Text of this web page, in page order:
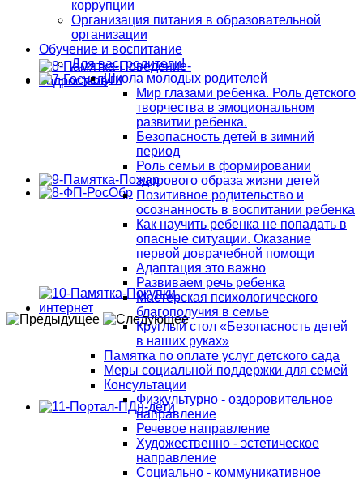
коррупции
Организация питания в образовательной
организации
Обучение и воспитание
Для вас, родители!
Школа молодых родителей
Мир глазами ребенка. Роль детского
творчества в эмоциональном
развитии ребенка.
Безопасность детей в зимний
период
Роль семьи в формировании
здорового образа жизни детей
Позитивное родительство и
осознанность в воспитании ребенка
Как научить ребенка не попадать в
опасные ситуации. Оказание
первой доврачебной помощи
Адаптация это важно
Развиваем речь ребенка
Мастерская психологического
благополучия в семье
Круглый стол «Безопасность детей
в наших руках»
Памятка по оплате услуг детского сада
Меры социальной поддержки для семей
Консультации
Физкультурно - оздоровительное
направление
Речевое направление
Художественно - эстетическое
направление
Социально - коммуникативное